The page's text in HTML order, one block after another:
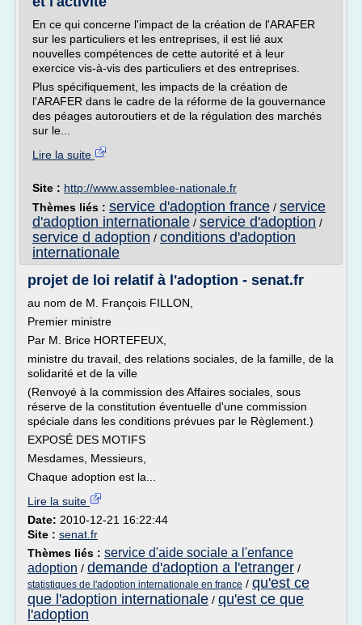
En ce qui concerne l'impact de la création de l'ARAFER
sur les particuliers et les entreprises, il est lié aux
nouvelles compétences de cette autorité et à leur
exercice vis-à-vis des particuliers et des entreprises.
Plus spécifiquement, les impacts de la création de
l'ARAFER dans le cadre de la réforme de la gouvernance
des péages autoroutiers et de la régulation des marchés
sur le...
Lire la suite
Site : http://www.assemblee-nationale.fr
Thèmes liés : service d'adoption france / service
d'adoption internationale / service d'adoption /
service d adoption / conditions d'adoption
internationale
projet de loi relatif à l'adoption - senat.fr
au nom de M. François FILLON,
Premier ministre
Par M. Brice HORTEFEUX,
ministre du travail, des relations sociales, de la famille, de la
solidarité et de la ville
(Renvoyé à la commission des Affaires sociales, sous
réserve de la constitution éventuelle d'une commission
spéciale dans les conditions prévues par le Règlement.)
EXPOSÉ DES MOTIFS
Mesdames, Messieurs,
Chaque adoption est la...
Lire la suite
Date: 2010-12-21 16:22:44
Site : senat.fr
Thèmes liés : service d'aide sociale a l'enfance
adoption / demande d'adoption a l'etranger /
statistiques de l'adoption internationale en france / qu'est ce
que l'adoption internationale / qu'est ce que
l'adoption